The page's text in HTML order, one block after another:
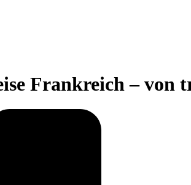
Frankreich – von